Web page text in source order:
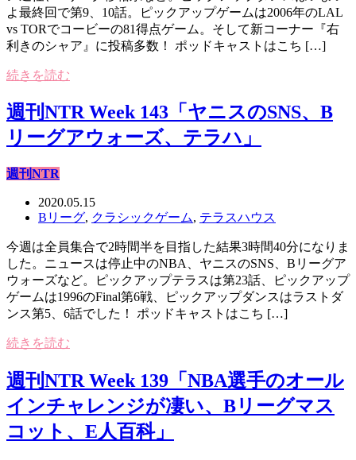
よ最終回で第9、10話。ピックアップゲームは2006年のLAL
vs TORでコービーの81得点ゲーム。そして新コーナー『右
利きのシャア』に投稿多数！ ポッドキャストはこち […]
続きを読む
週刊NTR Week 143「ヤニスのSNS、B
リーグアウォーズ、テラハ」
週刊NTR
2020.05.15
Bリーグ, クラシックゲーム, テラスハウス
今週は全員集合で2時間半を目指した結果3時間40分になりま
した。ニュースは停止中のNBA、ヤニスのSNS、Bリーグア
ウォーズなど。ピックアップテラスは第23話、ピックアップ
ゲームは1996のFinal第6戦、ピックアップダンスはラストダ
ンス第5、6話でした！ ポッドキャストはこち […]
続きを読む
週刊NTR Week 139「NBA選手のオール
インチャレンジが凄い、Bリーグマス
コット、E人百科」